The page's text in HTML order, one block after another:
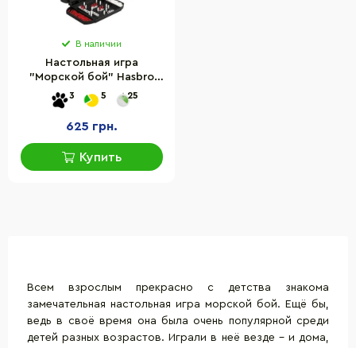
В наличии
Настольная игра
"Морской бой" Hasbro
F8252, 2 игровых поля
3 5 25
625 грн.
Купить
Всем взрослым прекрасно с детства знакома
замечательная настольная игра морской бой. Ещё бы,
ведь в своё время она была очень популярной среди
детей разных возрастов. Играли в неё везде – и дома,